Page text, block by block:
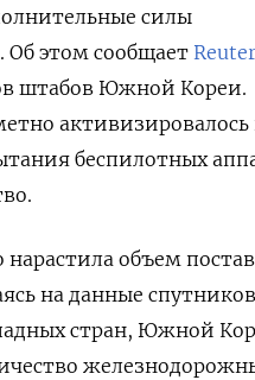
силы
этом сообщает
штабов Южной Кореи.
активизировалось
беспилотных
объем
на данные
стран, Южной